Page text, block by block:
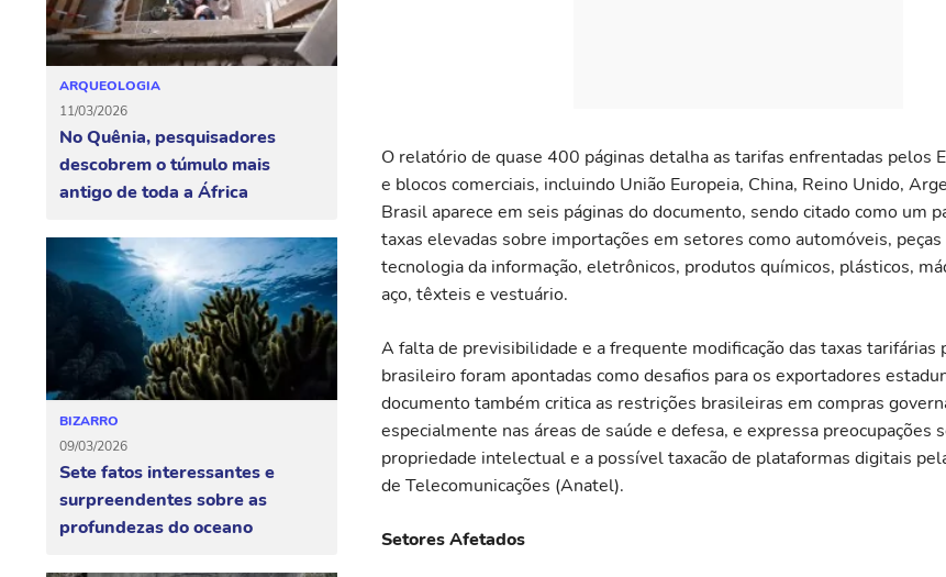
ARQUEOLOGIA
11/03/2026
No Quênia, pesquisadores
descobrem o túmulo mais
antigo de toda a África
BIZARRO
09/03/2026
Sete fatos interessantes e
surpreendentes sobre as
profundezas do oceano
O relatório de quase 400 páginas detalha as tarifas enfrentadas pelos
e blocos comerciais, incluindo União Europeia, China, Reino Unido,
Brasil aparece em seis páginas do documento, sendo citado como um
taxas elevadas sobre importações em setores como automóveis,
tecnologia da informação, eletrônicos, produtos químicos, plásticos,
aço, têxteis e vestuário.
A falta de previsibilidade e a frequente modificação das taxas tarifárias
brasileiro foram apontadas como desafios para os exportadores
documento também critica as restrições brasileiras em compras
especialmente nas áreas de saúde e defesa, e expressa preocupações
propriedade intelectual e a possível taxacão de plataformas digitais
de Telecomunicações (Anatel).
Setores Afetados